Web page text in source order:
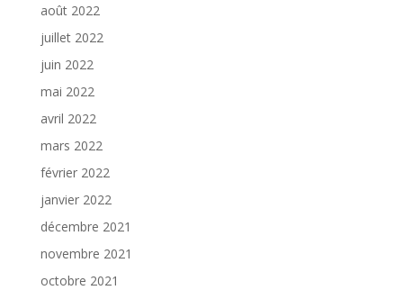
août 2022
juillet 2022
juin 2022
mai 2022
avril 2022
mars 2022
février 2022
janvier 2022
décembre 2021
novembre 2021
octobre 2021